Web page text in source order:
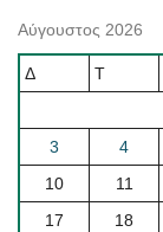
Αύγουστος 2026
Δ Τ
3
4
10
11
17
18